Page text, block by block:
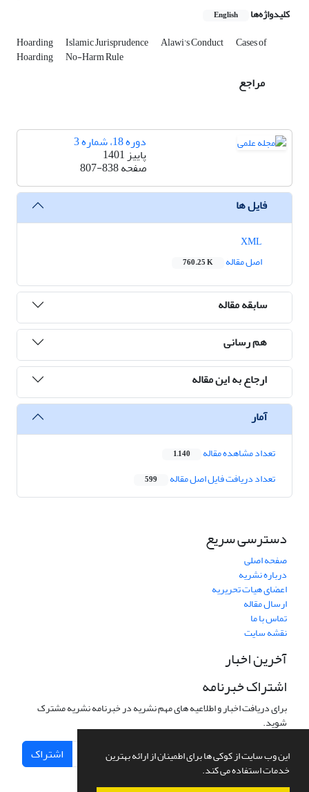
این وب سایت از کوکی ها برای اطمینان از ارائه بهترین
خدمات استفاده می کند.
کلیدواژه‌ها English
Hoarding Islamic Jurisprudence Alawi's Conduct Cases of
Hoarding No-Harm Rule
مراجع
دوره 18، شماره 3
پاییز 1401
صفحه807-838
فایل ها
اصل مقاله
760.25 K
سابقه مقاله
هم رسانی
ارجاع به این مقاله
آمار
تعداد مشاهده مقاله 1,140
تعداد دریافت فایل اصل مقاله 599
دسترسی سریع
صفحه اصلی
درباره نشریه
اعضای هیات تحریریه
ارسال مقاله
تماس با ما
نقشه سایت
آخرین اخبار
اشتراک خبرنامه
برای دریافت اخبار و اطلاعیه های مهم نشریه در خبرنامه نشریه مشترک
شوید.
اشتراک